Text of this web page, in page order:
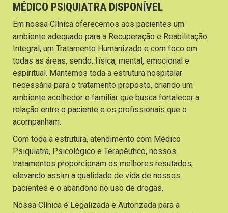
MÉDICO PSIQUIATRA DISPONÍVEL
Em nossa Clínica oferecemos aos pacientes um
ambiente adequado para a Recuperação e Reabilitação
Integral, um Tratamento Humanizado e com foco em
todas as áreas, sendo: física, mental, emocional e
espiritual. Mantemos toda a estrutura hospitalar
necessária para o tratamento proposto, criando um
ambiente acolhedor e familiar que busca fortalecer a
relação entre o paciente e os profissionais que o
acompanham.
Com toda a estrutura, atendimento com Médico
Psiquiatra, Psicológico e Terapêutico, nossos
tratamentos proporcionam os melhores resutados,
elevando assim a qualidade de vida de nossos
pacientes e o abandono no uso de drogas.
Nossa Clínica é Legalizada e Autorizada para a